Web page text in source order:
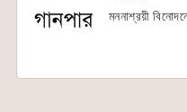
মননাশ্রয়ী